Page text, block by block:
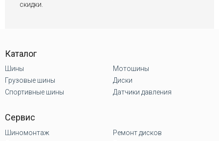
скидки.
Каталог
Шины
Грузовые шины
Спортивные шины
Мотошины
Диски
Датчики давления
Сервис
Шиномонтаж
Ремонт дисков